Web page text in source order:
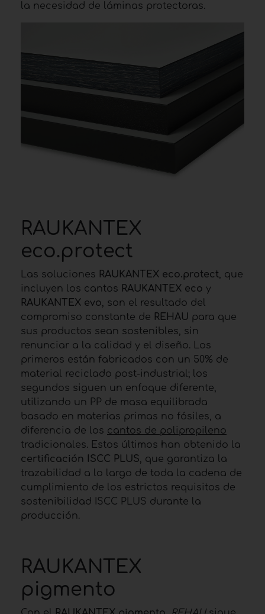
la necesidad de láminas protectoras.
RAUKANTEX
eco.protect
Las soluciones RAUKANTEX eco.protect, que
incluyen los cantos RAUKANTEX eco y
RAUKANTEX evo, son el resultado del
compromiso constante de REHAU para que
sus productos sean sostenibles, sin
renunciar a la calidad y el diseño. Los
primeros están fabricados con un 50% de
material reciclado post-industrial; los
segundos siguen un enfoque diferente,
utilizando un PP de masa equilibrada
basado en materias primas no fósiles, a
diferencia de los cantos de polipropileno
tradicionales. Estos últimos han obtenido la
certificación ISCC PLUS, que garantiza la
trazabilidad a lo largo de toda la cadena de
cumplimiento de los estrictos requisitos de
sostenibilidad ISCC PLUS durante la
producción.
RAUKANTEX
pigmento